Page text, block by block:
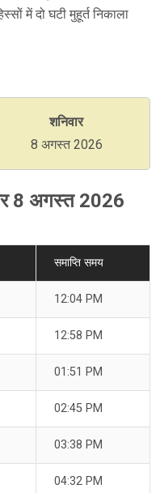
में दो घटी मुहूर्त निकाला
शनिवार
8 अगस्त 2026
8 अगस्त 2026
समाप्ति समय
12:04 PM
12:58 PM
01:51 PM
02:45 PM
03:38 PM
04:32 PM